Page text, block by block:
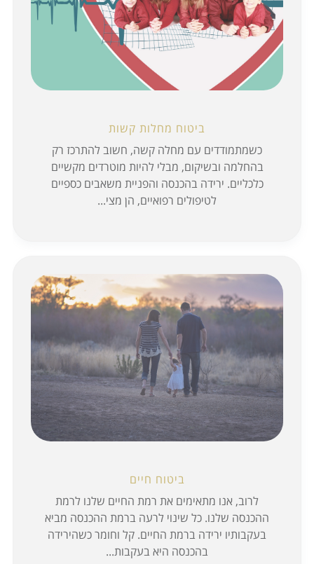
ביטוח מחלות קשות
כשמתמודדים עם מחלה קשה, חשוב להתרכז רק
בהחלמה ובשיקום, מבלי להיות מוטרדים מקשיים
כלכליים. ירידה בהכנסה והפניית משאבים כספיים
לטיפולים רפואיים, הן מצי...
ביטוח חיים
לרוב, אנו מתאימים את רמת החיים שלנו לרמת
ההכנסה שלנו. כל שינוי לרעה ברמת ההכנסה מביא
בעקבותיו ירידה ברמת החיים. קל וחומר כשהירידה
בהכנסה היא בעקבות...